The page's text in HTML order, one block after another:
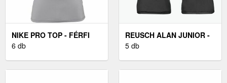
NIKE PRO TOP - FÉRFI
PÓLÓ
6 db
REUSCH ALAN JUNIOR -
GYEREK SÍKESZTYŰ
5 db